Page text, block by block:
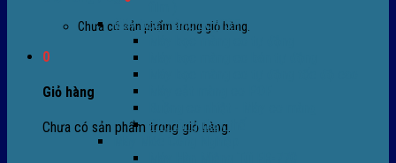
Chưa có sản phẩm trong giỏ hàng.
0
Giỏ hàng
Chưa có sản phẩm trong giỏ hàng.
Máy bọc màng co POF
Phụ tùng thay thế